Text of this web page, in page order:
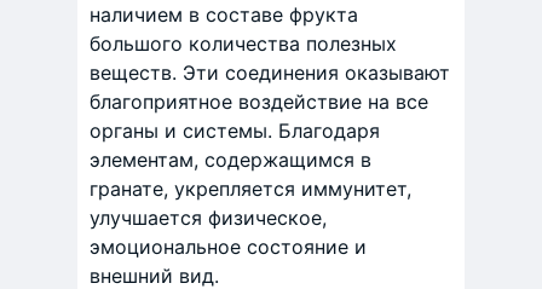
наличием в составе фрукта
большого количества полезных
веществ. Эти соединения оказывают
благоприятное воздействие на все
органы и системы. Благодаря
элементам, содержащимся в
гранате, укрепляется иммунитет,
улучшается физическое,
эмоциональное состояние и
внешний вид.